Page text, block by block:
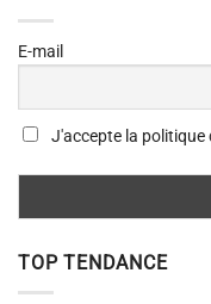
E-mail
J'accepte la
TOP TENDANCE